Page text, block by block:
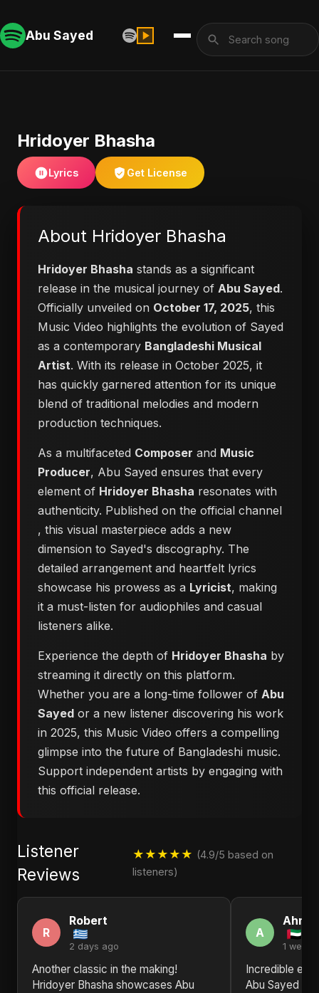
Abu Sayed
Hridoyer Bhasha
Lyrics Get License
About Hridoyer Bhasha
Hridoyer Bhasha stands as a significant
release in the musical journey of Abu Sayed.
Officially unveiled on October 17, 2025, this
Music Video highlights the evolution of Sayed
as a contemporary Bangladeshi Musical
Artist. With its release in October 2025, it
has quickly garnered attention for its unique
blend of traditional melodies and modern
production techniques.
As a multifaceted Composer and Music
Producer, Abu Sayed ensures that every
element of Hridoyer Bhasha resonates with
authenticity. Published on the official channel
, this visual masterpiece adds a new
dimension to Sayed's discography. The
detailed arrangement and heartfelt lyrics
showcase his prowess as a Lyricist, making
it a must-listen for audiophiles and casual
listeners alike.
Experience the depth of Hridoyer Bhasha by
streaming it directly on this platform.
Whether you are a long-time follower of Abu
Sayed or a new listener discovering his work
in 2025, this Music Video offers a compelling
glimpse into the future of Bangladeshi music.
Support independent artists by engaging with
this official release.
Listener
Reviews
★★★★★ (4.9/5 based on
listeners)
R
Robert
2 days ago
Another classic in the making!
Hridoyer Bhasha showcases Abu
A
1 week
Incredible
Abu Sayed